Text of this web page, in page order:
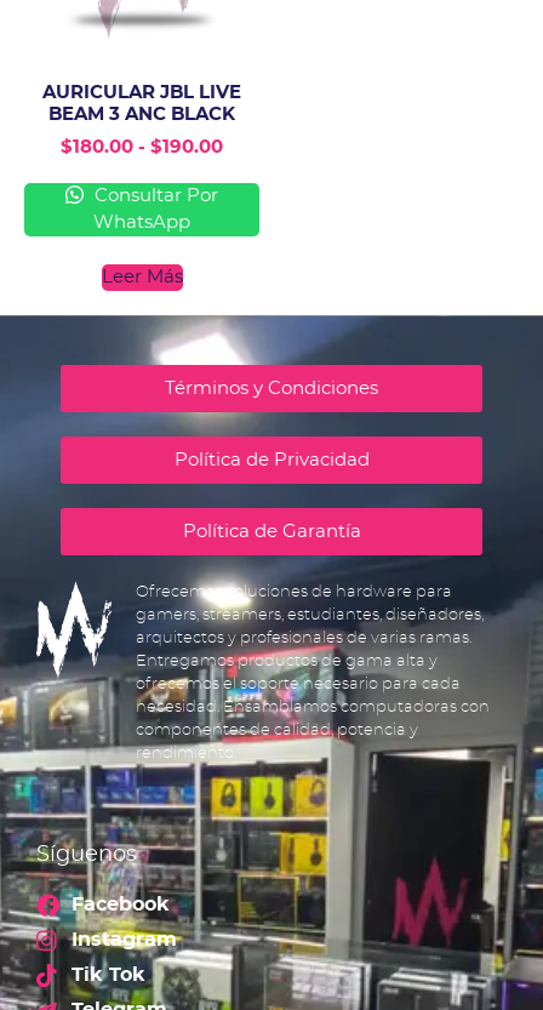
AURICULAR JBL LIVE
BEAM 3 ANC BLACK
$180.00 - $190.00
Consultar Por
WhatsApp
Leer Más
Términos y Condiciones
Política de Privacidad
Política de Garantía
Ofrecemos soluciones de hardware para
gamers, streamers, estudiantes, diseñadores,
arquitectos y profesionales de varias ramas.
Entregamos productos de gama alta y
ofrecemos el soporte necesario para cada
necesidad. Ensamblamos computadoras con
componentes de calidad, potencia y
rendimiento.
Síguenos
Facebook
Instagram
Tik Tok